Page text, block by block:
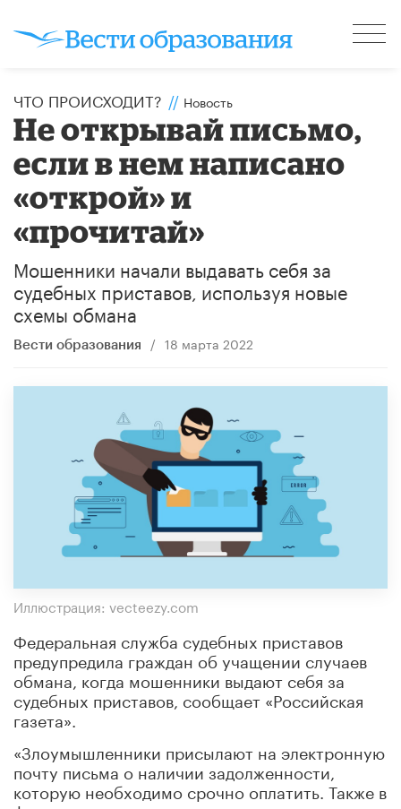
ЧТО ПРОИСХОДИТ? // Новость
Не открывай письмо,
если в нем написано
«открой» и
«прочитай»
Мошенники начали выдавать себя за
судебных приставов, используя новые
схемы обмана
Вести образования / 18 марта 2022
Иллюстрация: vecteezy.com
Федеральная служба судебных приставов
предупредила граждан об учащении случаев
обмана, когда мошенники выдают себя за
судебных приставов, сообщает «Российская
газета».
«Злоумышленники присылают на электронную
почту письма о наличии задолженности,
которую необходимо срочно оплатить. Также в